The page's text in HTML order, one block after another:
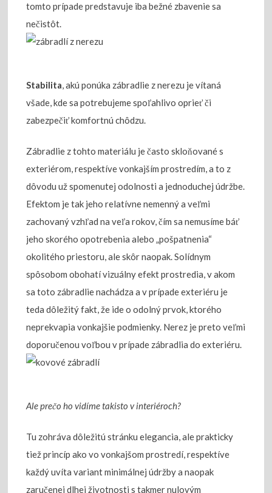
tomto prípade predstavuje iba bežné zbavenie sa
nečistôt.
Stabilita, akú ponúka zábradlie z nerezu je vítaná
všade, kde sa potrebujeme spoľahlivo oprieť či
zabezpečiť komfortnú chôdzu.
Zábradlie z tohto materiálu je často skloňované s
exteriérom, respektíve vonkajším prostredím, a to z
dôvodu už spomenutej odolnosti a jednoduchej údržbe.
Efektom je tak jeho relatívne nemenný a veľmi
zachovaný vzhľad na veľa rokov, čím sa nemusíme báť
jeho skorého opotrebenia alebo „pošpatnenia“
okolitého priestoru, ale skôr naopak. Solídnym
spôsobom obohatí vizuálny efekt prostredia, v akom
sa toto zábradlie nachádza a v prípade exteriéru je
teda dôležitý fakt, že ide o odolný prvok, ktorého
neprekvapia vonkajšie podmienky. Nerez je preto veľmi
doporučenou voľbou v prípade zábradlia do exteriéru.
Ale prečo ho vidíme takisto v interiéroch?
Tu zohráva dôležitú stránku elegancia, ale prakticky
tiež princíp ako vo vonkajšom prostredí, respektíve
každý uvíta variant minimálnej údržby a naopak
zaručenej dlhej životnosti s takmer nulovým